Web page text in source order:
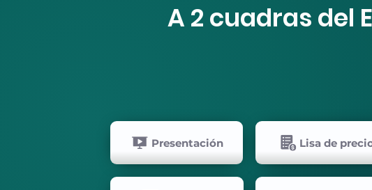
A 2 cuadras del
Presentación Lisa de